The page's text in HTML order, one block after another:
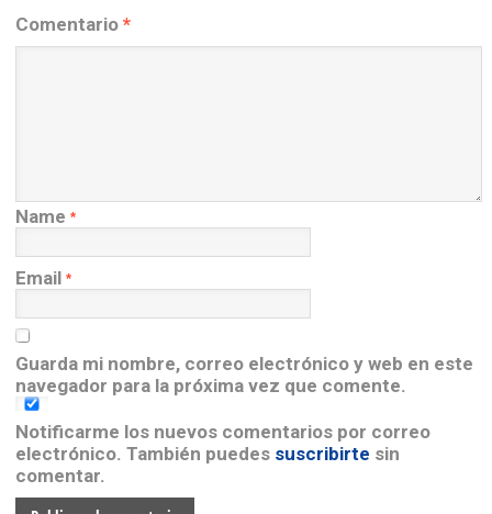
Comentario *
Name *
Email *
Guarda mi nombre, correo electrónico y web en este
navegador para la próxima vez que comente.
Notificarme los nuevos comentarios por correo
electrónico. También puedes suscribirte sin
comentar.